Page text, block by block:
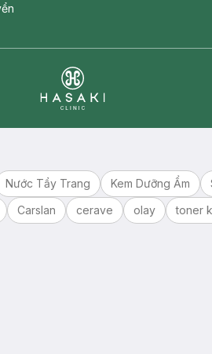
Nước Tẩy Trang Kem Dưỡng Ẩm
Carslan cerave olay toner